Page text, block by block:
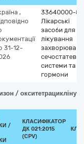
,
31-12-
33640000-8
Лікарські
засоби для
лікування
захворювань
сечостатевої
системи та
гормони
/ окситетрацикліну
/
КЛАСИФІКАТОР
ДК 021:2015
(CPV)